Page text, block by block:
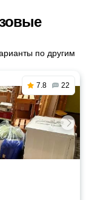
по другим
7.8 22